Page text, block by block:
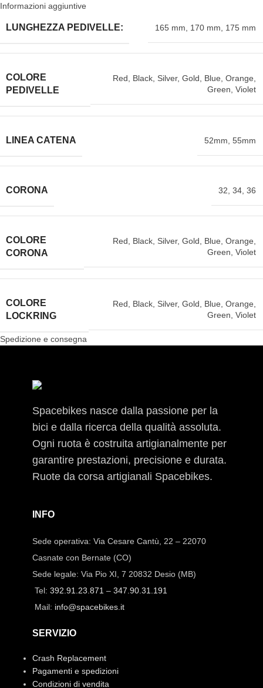
Informazioni aggiuntive
LUNGHEZZA PEDIVELLE: 165 mm 170 mm 175 mm
COLORE
PEDIVELLE
Red Black Silver, Gold Blue Orange
Green Violet
LINEA CATENA 52mm 55mm
CORONA 32 34 36
COLORE
CORONA
Red Black Silver, Gold Blue Orange
Green Violet
COLORE
LOCKRING
Red Black Silver, Gold Blue Orange
Green Violet
Spedizione e consegna
Spacebikes nasce dalla passione per la
bici e dalla ricerca della qualità assoluta.
Ogni ruota è costruita artigianalmente per
garantire prestazioni, precisione e durata.
Ruote da corsa artigianali Spacebikes.
INFO
Sede operativa: Via Cesare Cantù, 22 – 22070
Casnate con Bernate (CO)
Sede legale: Via Pio XI, 7 20832 Desio (MB)
Tel: 392.91.23.871 – 347.90.31.191
Mail: info@spacebikes.it
SERVIZIO
Crash Replacement
Pagamenti e spedizioni
Condizioni di vendita